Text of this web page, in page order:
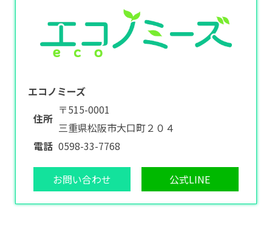
エコノミーズ
住所
〒515-0001
三重県松阪市大口町２０４
電話 0598-33-7768
お問い合わせ 公式LINE